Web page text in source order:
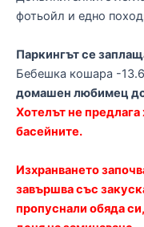
фотьойл и едно
Паркингът се
Бебешка кошара -
домашен любимец до
Хотелът не предлага
басейните.
Изхранването
завършва със
пропуснали обяда